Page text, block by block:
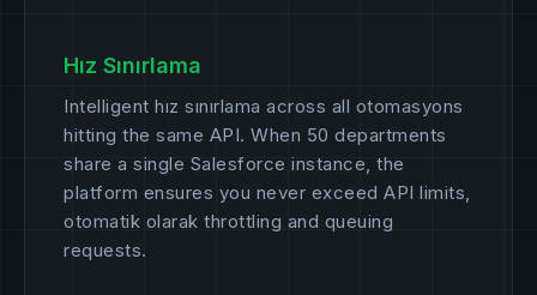
Hız Sınırlama
Intelligent hız sınırlama across all otomasyons
hitting the same API. When 50 departments
share a single Salesforce instance, the
platform ensures you never exceed API limits,
otomatik olarak throttling and queuing
requests.